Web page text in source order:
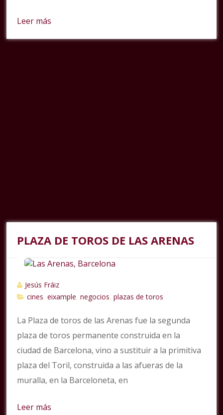
Leer más
PLAZA DE TOROS DE LAS ARENAS
Jesús Fráiz
cines
,eixample ,negocios ,plazas de toros
La Plaza de toros de las Arenas fue la segunda
plaza de toros permanente construida en la
ciudad de Barcelona, vino a sustituir a la primitiva
plaza del Toril, construida a las afueras de la
muralla, en la Barceloneta, en
Leer más